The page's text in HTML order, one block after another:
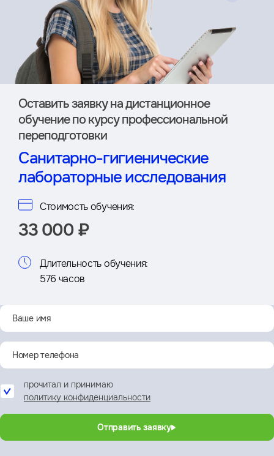
Оставить заявку на дистан­ционное
обучение по курсу профессиональной
переподготовки
Санитарно-гигиенические
лабораторные исследования
Стоимость обучения:
33 000 ₽
Длительность обучения:
576 часов
прочитал и принимаю
политику конфиденциальности
Отправить заявку